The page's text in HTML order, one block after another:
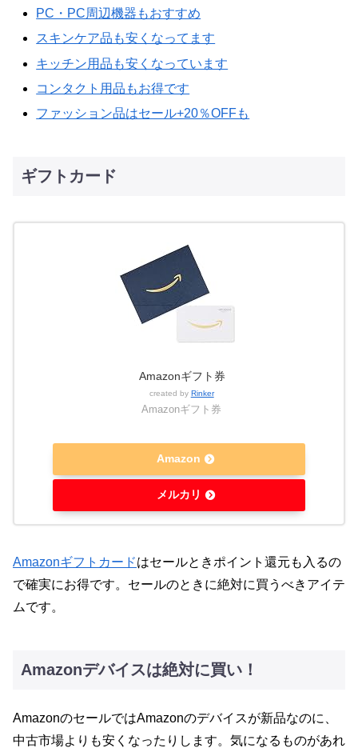
PC・PC周辺機器もおすすめ
スキンケア品も安くなってます
キッチン用品も安くなっています
コンタクト用品もお得です
ファッション品はセール+20％OFFも
ギフトカード
Amazonギフト券
created by Rinker
Amazonギフト券
Amazon
メルカリ
Amazonギフトカードはセールときポイント還元も入るの
で確実にお得です。セールのときに絶対に買うべきアイテ
ムです。
Amazonデバイスは絶対に買い！
AmazonのセールではAmazonのデバイスが新品なのに、
中古市場よりも安くなったりします。気になるものがあれ